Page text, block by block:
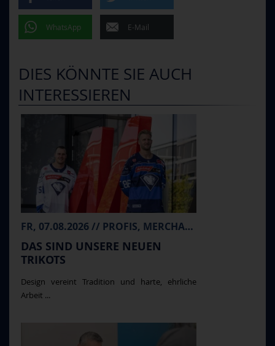
WhatsApp E-Mail
DIES KÖNNTE SIE AUCH
INTERESSIEREN
FR, 07.08.2026 // PROFIS, MERCHANDISE
DAS SIND UNSERE NEUEN
TRIKOTS
Design vereint Tradition und harte, ehrliche
Arbeit ...